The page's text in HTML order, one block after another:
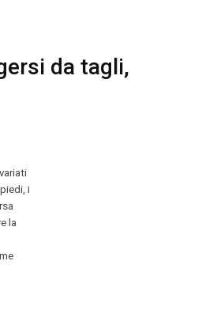
da tagli,
i
la